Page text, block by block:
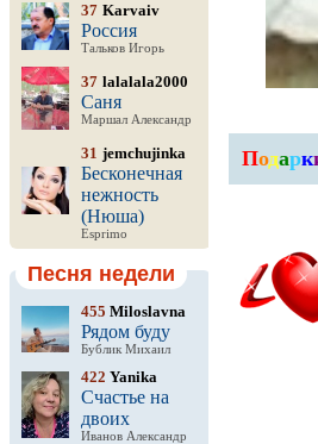
37 Karvaiv
Россия
Тальков Игорь
37 lalalala2000
Саня
Маршал Александр
31 jemchujinka
Бесконечная
нежность
(Нюша)
Esprimo
Песня недели
455 Miloslavna
Рядом буду
Бублик Михаил
422 Yanika
Счастье на
двоих
Иванов Александр
Подарк